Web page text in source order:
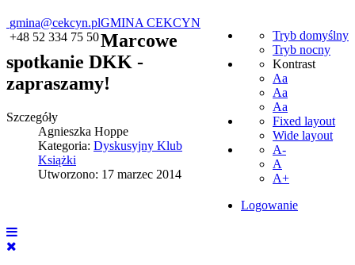
gmina@cekcyn.pl
+48 52 334 75 50
Tryb domyślny
Tryb nocny
Kontrast
Aa
Aa
Aa
Fixed layout
Wide layout
A-
A
A+
Logowanie
GMINA CEKCYN
Marcowe
spotkanie DKK -
zapraszamy!
Szczegóły
Agnieszka Hoppe
Kategoria: Dyskusyjny Klub
Książki
Utworzono: 17 marzec 2014